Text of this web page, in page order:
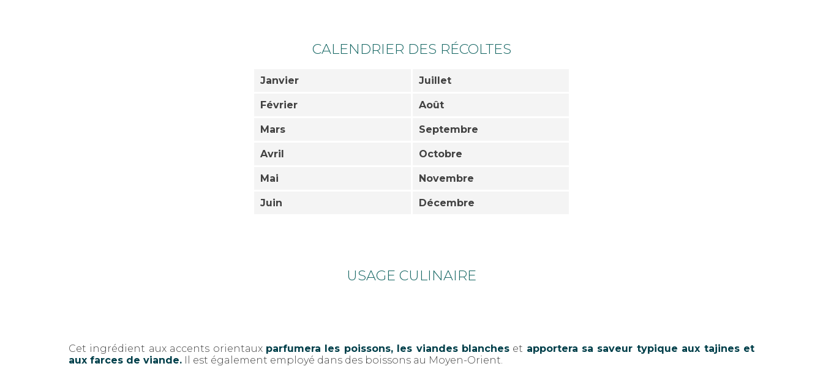
CALENDRIER DES RÉCOLTES
Janvier Juillet
Février Août
Mars Septembre
Avril Octobre
Mai Novembre
Juin Décembre
USAGE CULINAIRE
Cet ingrédient aux accents orientaux parfumera les poissons, les viandes blancheset apportera sa saveur typique aux tajines et
aux farces de viande. Il est également employé dans des boissons au Moyen-Orient.